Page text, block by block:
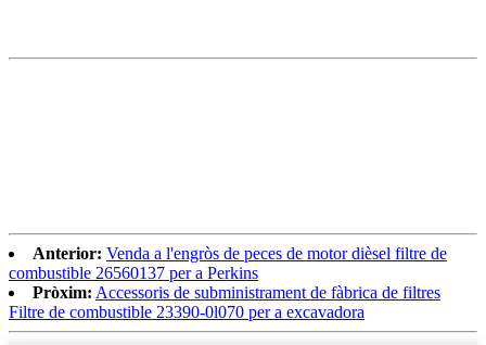
Anterior: Venda a l'engròs de peces de motor dièsel filtre de
combustible 26560137 per a Perkins
Pròxim: Accessoris de subministrament de fàbrica de filtres
Filtre de combustible 23390-0l070 per a excavadora